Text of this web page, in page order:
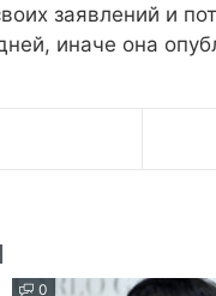
заявлений и
иначе она
0